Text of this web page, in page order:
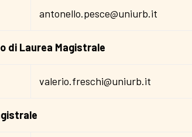
antonello.pesce@uniurb.it
di Laurea Magistrale
valerio.freschi@uniurb.it